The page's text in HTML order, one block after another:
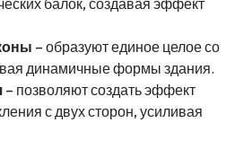
– образуют единое целое со
динамичные формы здания.
– позволяют создать эффект
с двух сторон, усиливая